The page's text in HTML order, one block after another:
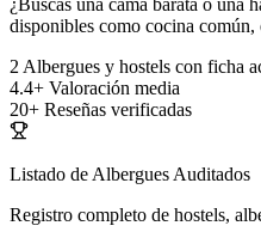
¿Buscas una cama barata o
disponibles como cocina
2 Albergues y hostels con ficha
4.4+ Valoración media
20+ Reseñas verificadas
Listado de Albergues Auditados
Registro completo de hostels,